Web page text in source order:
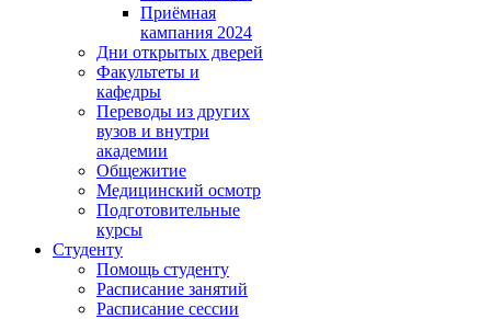
Приёмная
кампания 2024
Дни открытых дверей
Факультеты и
кафедры
Переводы из других
вузов и внутри
академии
Общежитие
Медицинский осмотр
Подготовительные
курсы
Студенту
Помощь студенту
Расписание занятий
Расписание сессии